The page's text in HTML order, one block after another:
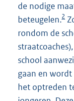
de nodige
beteugelen.2
rondom de
school
gaan en
het optreden